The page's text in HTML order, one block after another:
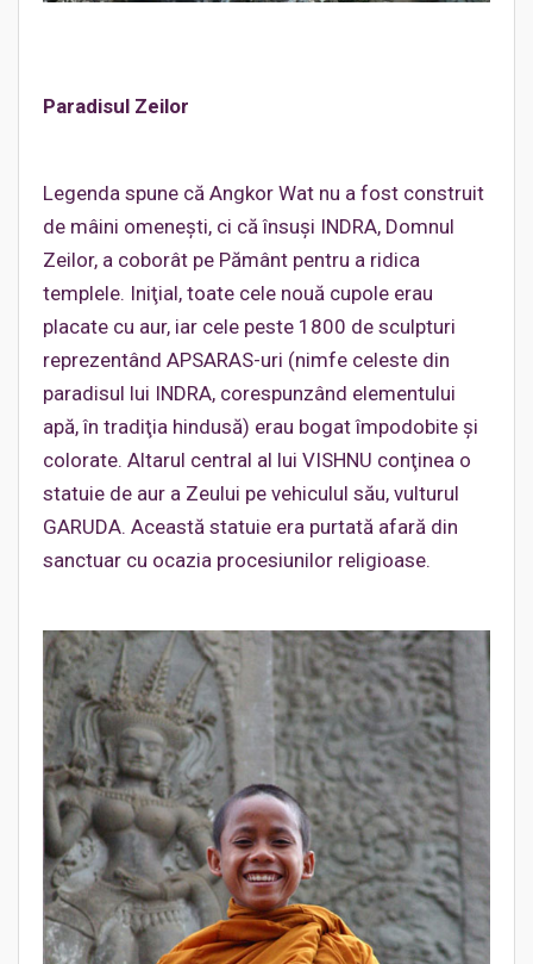
Paradisul Zeilor
Legenda spune că Angkor Wat nu a fost construit
de mâini omeneşti, ci că însuşi INDRA, Domnul
Zeilor, a coborât pe Pământ pentru a ridica
templele. Iniţial, toate cele nouă cupole erau
placate cu aur, iar cele peste 1800 de sculpturi
reprezentând APSARAS-uri (nimfe celeste din
paradisul lui INDRA, corespunzând elementului
apă, în tradiţia hindusă) erau bogat împodobite şi
colorate. Altarul central al lui VISHNU conţinea o
statuie de aur a Zeului pe vehiculul său, vulturul
GARUDA. Această statuie era purtată afară din
sanctuar cu ocazia procesiunilor religioase.